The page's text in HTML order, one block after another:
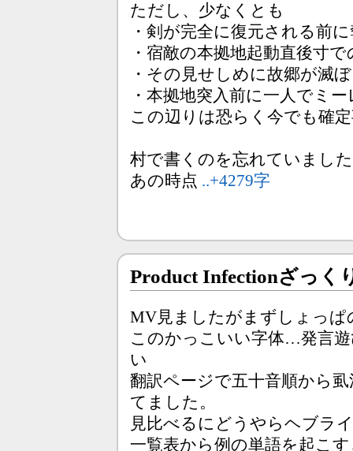
ただし、少なくとも
・剣が完全に復元される前
・宿敵の本拠地起動直後寸
・その見せしめに故郷が滅
・本拠地突入前に一人でミ
この辺りは恐らく今でも確
村で書くのを忘れていまし
あの時点 ..+4279字
Product Infectionざっく
MV見ましたがまずしょっぱ
このかっこいい字体…発言
い
翻訳ページで五十音順から
てました。
見比べるにどうやらヘブラ
一覧表から例の単語を起こ